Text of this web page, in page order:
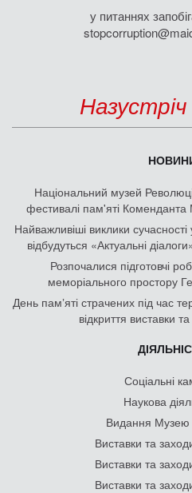
у питаннях
Національний музей
фестивалі пам'яті
Найважливіші виклики сучасності
відбудуться «Актуальні
Розпочалися підготовчі
меморіального простору
День памʼяті страчених під час
відкриття виставки
Соціальні
Наукова
Видання
Виставки та
Виставки та
Виставки та